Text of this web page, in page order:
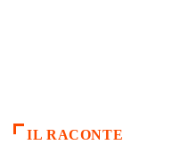
IL RACONTE